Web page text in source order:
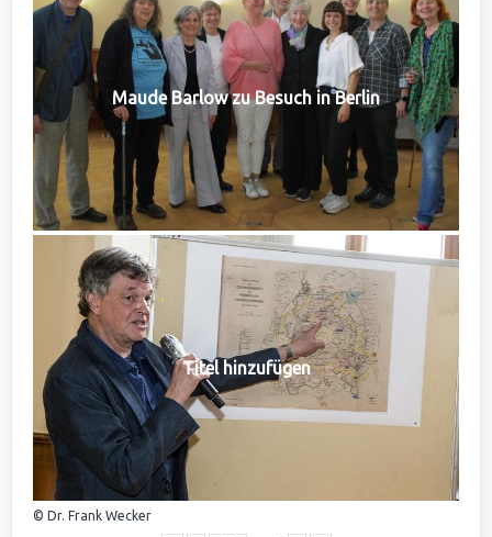
Maude Barlow zu Besuch in Berlin
Titel hinzufügen
© Dr. Frank Wecker